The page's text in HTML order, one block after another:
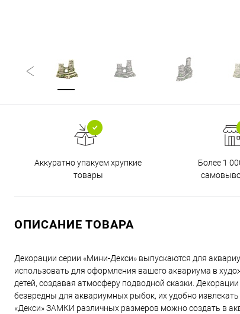
Аккуратно упакуем хрупкие
товары
Более 1
ОПИСАНИЕ ТОВАРА
Декорации серии «Мини-Декси» выпускаются для
использовать для оформления вашего аквариума в
детей, создавая атмосферу подводной сказки.
безвредны для аквариумных рыбок, их удобно
«Декси» ЗАМКИ различных размеров можно создать в